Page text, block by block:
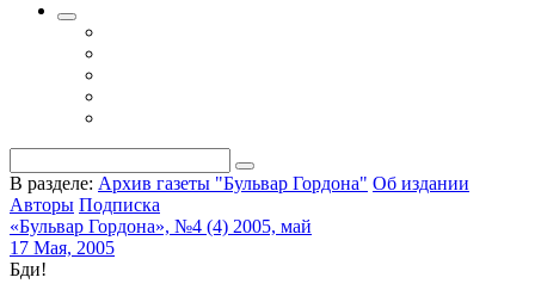
В разделе: Архив газеты "Бульвар Гордона" Об издании
Авторы Подписка
«Бульвар Гордона», №4 (4) 2005, май
17 Мая, 2005
Бди!